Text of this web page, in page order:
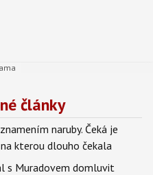
články
naruby. Čeká je
kterou dlouho čekala
s Muradovem domluvit